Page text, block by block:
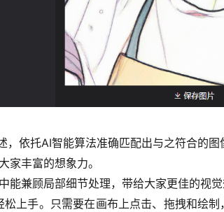
，依托AI智能算法准确匹配出与之符合的图
丰富的想象力。
能兼顾局部细节处理，带给大家更佳的视
上手。只需要在画布上点击、拖拽和绘